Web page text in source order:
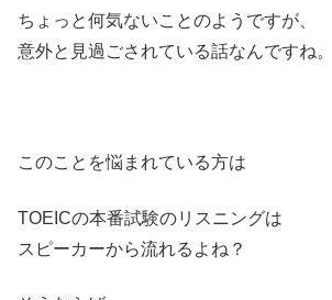
ちょっと何気ないことのようですが、
意外と見過ごされている話なんですね。
このことを悩まれている方は
TOEICの本番試験のリスニングは
スピーカーから流れるよね？